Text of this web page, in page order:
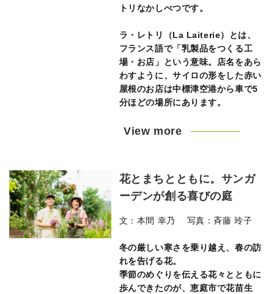
トリなかしべつです。
ラ・レトリ（La Laiterie）とは、
フランス語で「乳製品をつくる工
場・お店」という意味。店名をあら
わすように、サイロの形をした赤い
屋根のお店は中標津空港から車で5
分ほどの場所にあります。
View more
花とまちとともに。サンガ
ーデンが創る喜びの庭
文：本間 幸乃 写真：斉藤 玲子
冬の厳しい寒さを乗り越え、春の訪
れを告げる花。
季節のめぐりを伝える花々とともに
歩んできたのが、恵庭市で花苗生